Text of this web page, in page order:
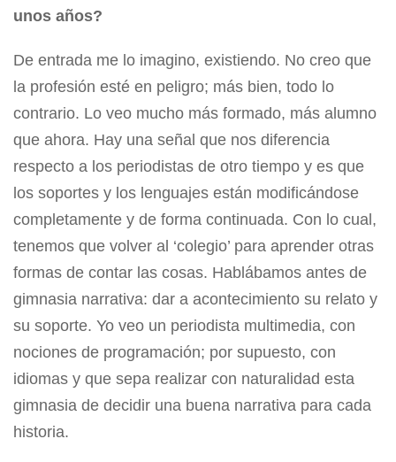
unos años?
De entrada me lo imagino, existiendo. No creo que
la profesión esté en peligro; más bien, todo lo
contrario. Lo veo mucho más formado, más alumno
que ahora. Hay una señal que nos diferencia
respecto a los periodistas de otro tiempo y es que
los soportes y los lenguajes están modificándose
completamente y de forma continuada. Con lo cual,
tenemos que volver al ‘colegio’ para aprender otras
formas de contar las cosas. Hablábamos antes de
gimnasia narrativa: dar a acontecimiento su relato y
su soporte. Yo veo un periodista multimedia, con
nociones de programación; por supuesto, con
idiomas y que sepa realizar con naturalidad esta
gimnasia de decidir una buena narrativa para cada
historia.